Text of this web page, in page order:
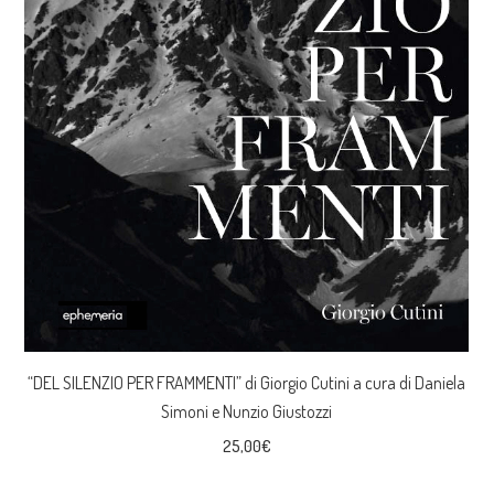
“DEL SILENZIO PER FRAMMENTI” di Giorgio Cutini a cura di Daniela
Simoni e Nunzio Giustozzi
25,00€